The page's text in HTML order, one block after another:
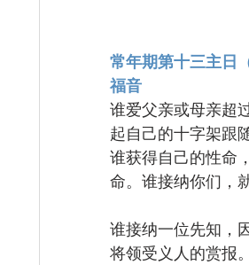
常年期第十三主日
福音
谁爱父亲或母亲超
起自己的十字架跟
谁获得自己的性命
命。谁接纳你们，
谁接纳一位先知，
将领受义人的赏报。